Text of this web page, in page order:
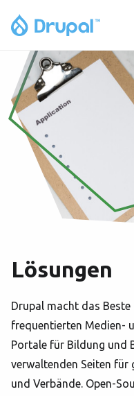
Lösungen
Drupal macht das
frequentierten Medien-
Portale für Bildung und
verwaltenden Seiten für
und Verbände. Open-